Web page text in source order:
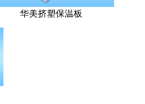
华美挤塑保温板